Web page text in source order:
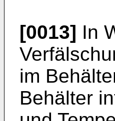
[0013] In
im
Behälter